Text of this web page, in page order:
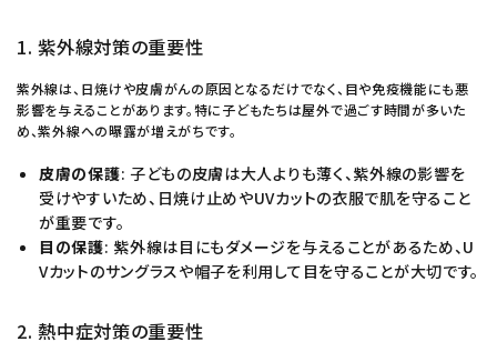
1. 紫外線対策の重要性
紫外線は、日焼けや皮膚がんの原因となるだけでなく、目や免疫機能にも悪
影響を与えることがあります。特に子どもたちは屋外で過ごす時間が多いた
め、紫外線への曝露が増えがちです。
皮膚の保護: 子どもの皮膚は大人よりも薄く、紫外線の影響を
受けやすいため、日焼け止めやUVカットの衣服で肌を守ること
が重要です。
目の保護: 紫外線は目にもダメージを与えることがあるため、U
Vカットのサングラスや帽子を利用して目を守ることが大切です。
2. 熱中症対策の重要性